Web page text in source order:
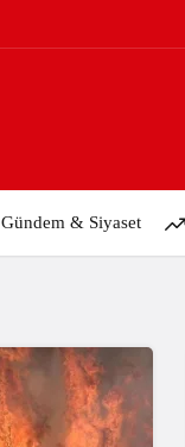
Gündem & Siyaset